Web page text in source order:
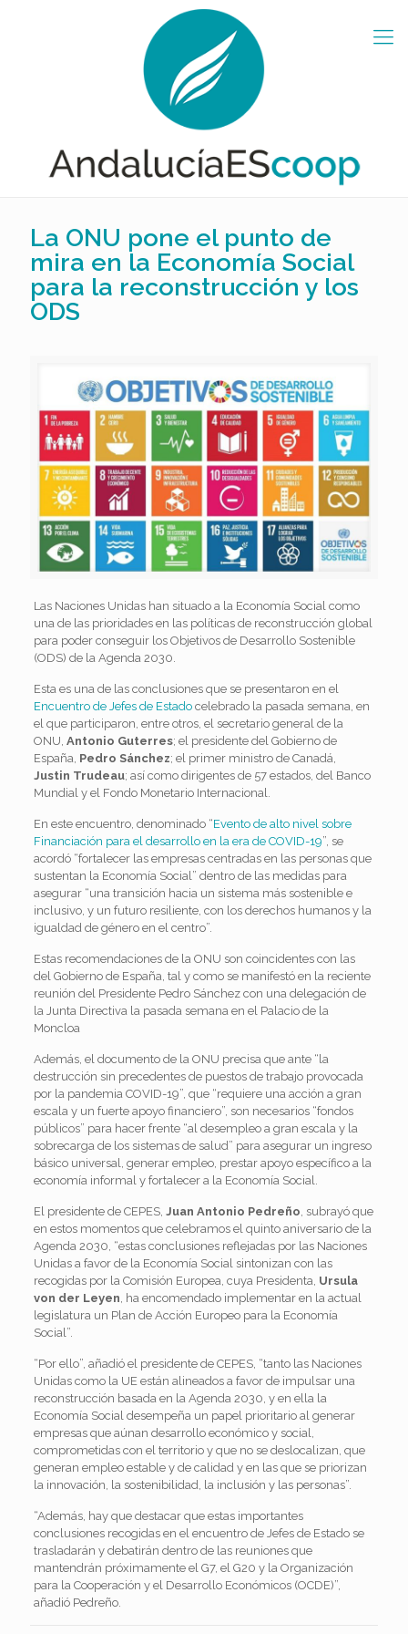
La ONU pone el punto de
mira en la Economía Social
para la reconstrucción y los
ODS
Las Naciones Unidas han situado a la Economía Social como
una de las prioridades en las políticas de reconstrucción global
para poder conseguir los Objetivos de Desarrollo Sostenible
(ODS) de la Agenda 2030.
Esta es una de las conclusiones que se presentaron en el
Encuentro de Jefes de Estadocelebrado la pasada semana, en
el que participaron, entre otros, el secretario general de la
ONU, Antonio Guterres; el presidente del Gobierno de
España, Pedro Sánchez; el primer ministro de Canadá,
Justin Trudeau; así como dirigentes de 57 estados, del Banco
Mundial y el Fondo Monetario Internacional.
En este encuentro, denominado “Evento de alto nivel sobre
Financiación para el desarrollo en la era de COVID-19”, se
acordó “fortalecer las empresas centradas en las personas que
sustentan la Economía Social” dentro de las medidas para
asegurar “una transición hacia un sistema más sostenible e
inclusivo, y un futuro resiliente, con los derechos humanos y la
igualdad de género en el centro”.
Estas recomendaciones de la ONU son coincidentes con las
del Gobierno de España, tal y como se manifestó en la reciente
reunión del Presidente Pedro Sánchez con una delegación de
la Junta Directiva la pasada semana en el Palacio de la
Moncloa
Además, el documento de la ONU precisa que ante “la
destrucción sin precedentes de puestos de trabajo provocada
por la pandemia COVID-19”, que “requiere una acción a gran
escala y un fuerte apoyo financiero”, son necesarios “fondos
públicos” para hacer frente “al desempleo a gran escala y la
sobrecarga de los sistemas de salud” para asegurar un ingreso
básico universal, generar empleo, prestar apoyo específico a la
economía informal y fortalecer a la Economía Social.
El presidente de CEPES, Juan Antonio Pedreño , subrayó que
en estos momentos que celebramos el quinto aniversario de la
Agenda 2030, “estas conclusiones reflejadas por las Naciones
Unidas a favor de la Economía Social sintonizan con las
recogidas por la Comisión Europea, cuya Presidenta, Ursula
von der Leyen , ha encomendado implementar en la actual
legislatura un Plan de Acción Europeo para la Economía
Social”.
“Por ello”, añadió el presidente de CEPES, “tanto las Naciones
Unidas como la UE están alineados a favor de impulsar una
reconstrucción basada en la Agenda 2030, y en ella la
Economía Social desempeña un papel prioritario al generar
empresas que aúnan desarrollo económico y social,
comprometidas con el territorio y que no se deslocalizan, que
generan empleo estable y de calidad y en las que se priorizan
la innovación, la sostenibilidad, la inclusión y las personas”.
“Además, hay que destacar que estas importantes
conclusiones recogidas en el encuentro de Jefes de Estado se
trasladarán y debatirán dentro de las reuniones que
mantendrán próximamente el G7, el G20 y la Organización
para la Cooperación y el Desarrollo Económicos (OCDE)”,
añadió Pedreño.